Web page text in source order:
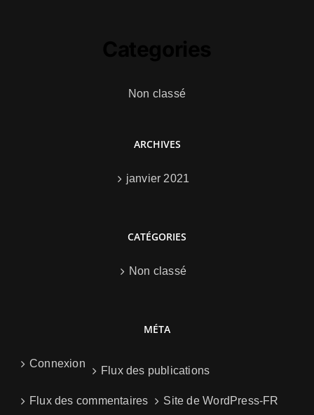
Non classé
ARCHIVES
janvier 2021
CATÉGORIES
Non classé
MÉTA
Connexion
Flux des publications
Flux des commentaires Site de WordPress-FR